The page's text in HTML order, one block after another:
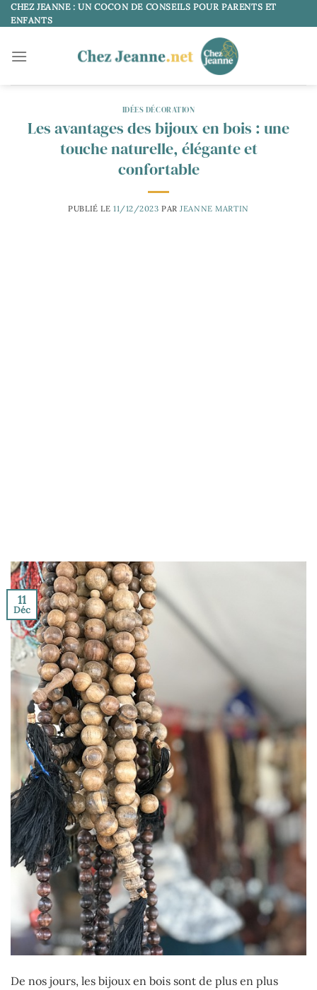
Passer
au
CHEZ JEANNE : UN COCON DE CONSEILS POUR PARENTS ET
ENFANTS
IDÉES DÉCORATION
Les avantages des bijoux en bois : une
touche naturelle, élégante et
confortable
PUBLIÉ LE 11/12/2023 PAR JEANNE MARTIN
11
Déc
De nos jours, les bijoux en bois sont de plus en plus